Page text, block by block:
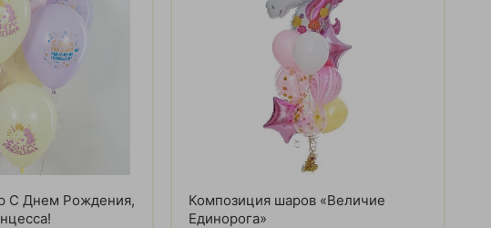
С Днем Рождения,
Композиция шаров «Величие
Единорога»